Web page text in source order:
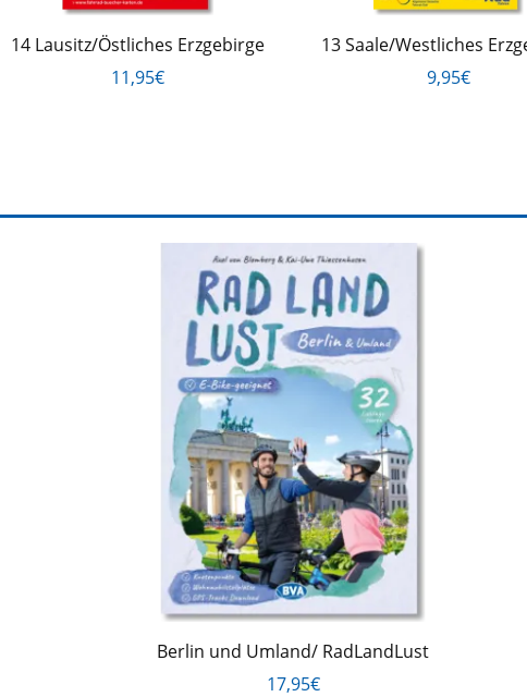
14 Lausitz/Östliches Erzgebirge
11,95€
13 Saale/Westliches
9,95€
Berlin und Umland/ RadLandLust
17,95€